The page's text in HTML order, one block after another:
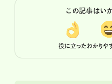
この記事はい
役に立ったわかりや